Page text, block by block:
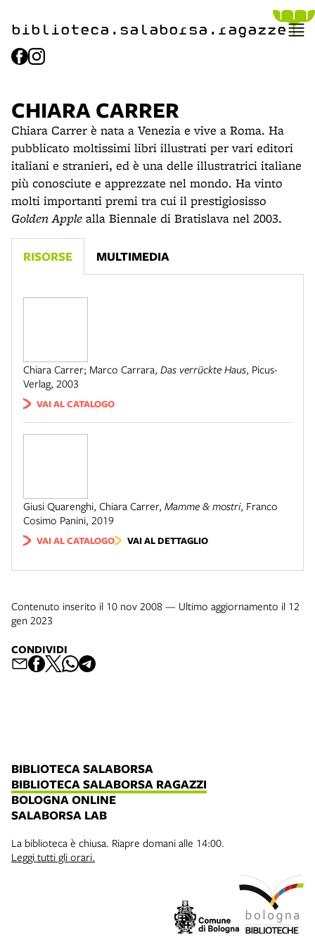
biblioteca.​salaborsa.ragazze
CHIARA CARRER
Chiara Carrer è nata a Venezia e vive a Roma. Ha
pubblicato moltissimi libri illustrati per vari editori
italiani e stranieri, ed è una delle illustratrici italiane
più conosciute e apprezzate nel mondo. Ha vinto
molti importanti premi tra cui il prestigiosisso
Golden Apple alla Biennale di Bratislava nel 2003.
RISORSE MULTIMEDIA
Chiara Carrer; Marco Carrara, Das verrückte Haus, Picus-
Verlag, 2003
VAI AL CATALOGO
Giusi Quarenghi, Chiara Carrer, Mamme & mostri, Franco
Cosimo Panini, 2019
VAI AL CATALOGO VAI AL DETTAGLIO
Contenuto inserito il 10 nov 2008 — Ultimo aggiornamento il 12
gen 2023
CONDIVIDI
BIBLIOTECA SALABORSA
BIBLIOTECA SALABORSA RAGAZZI
BOLOGNA ONLINE
SALABORSA LAB
La biblioteca è chiusa. Riapre domani alle 14:00.
Leggi tutti gli orari.